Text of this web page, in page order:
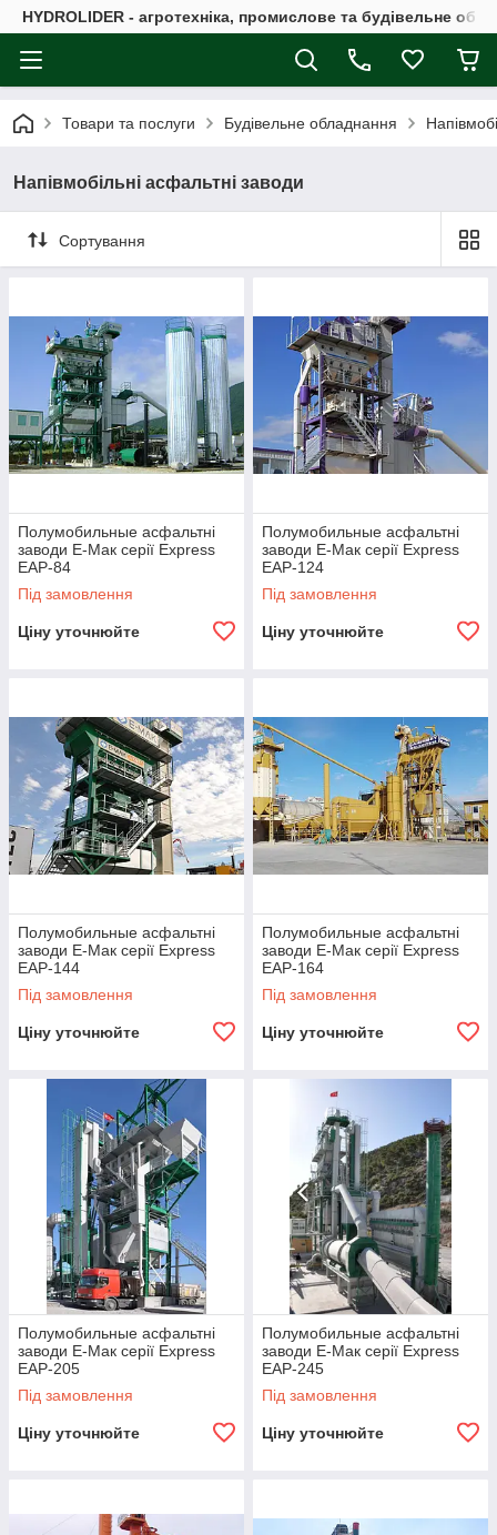
HYDROLIDER - агротехніка, промислове та будівельне
Товари та послуги Будівельне обладнання
Напівмобільні асфальтні заводи
Сортування
Полумобильные асфальтні
заводи Е-Мак серії Express
EAP-84
Під замовлення
Ціну уточнюйте
Полумобильные асфальтні
заводи Е-Мак серії Express
EAP-124
Під замовлення
Ціну уточнюйте
Полумобильные асфальтні
заводи Е-Мак серії Express
EAP-144
Під замовлення
Ціну уточнюйте
Полумобильные асфальтні
заводи Е-Мак серії Express
EAP-164
Під замовлення
Ціну уточнюйте
Полумобильные асфальтні
заводи Е-Мак серії Express
EAP-205
Під замовлення
Ціну уточнюйте
Полумобильные асфальтні
заводи Е-Мак серії Express
EAP-245
Під замовлення
Ціну уточнюйте